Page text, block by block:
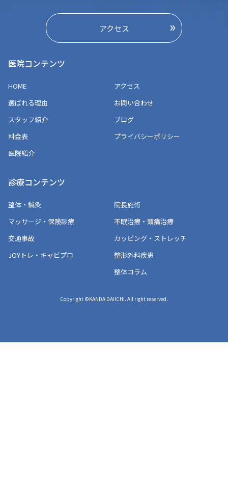
アクセス
医院コンテンツ
HOME
選ばれる理由
スタッフ紹介
料金表
医院紹介
アクセス
お問い合わせ
ブログ
プライバシーポリシー
診療コンテンツ
整体・鍼灸
マッサージ・保険診療
交通事故
JOYトレ・キャビプロ
院長施術
不眠治療・頭痛治療
カッピング・ストレッチ
整形外科疾患
整体コラム
Copyright ©KANDA DAIICHI. All right reserved.